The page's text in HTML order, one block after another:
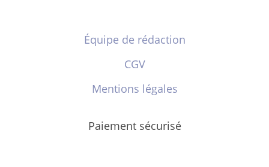
Équipe de rédaction
CGV
Mentions légales
Paiement sécurisé